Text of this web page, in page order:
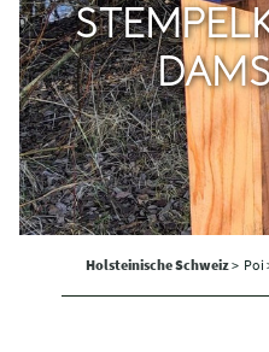
Holsteinische Schweiz> Poi